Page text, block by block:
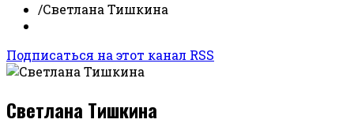
/Светлана Тишкина
Подписаться на этот канал RSS
Светлана Тишкина